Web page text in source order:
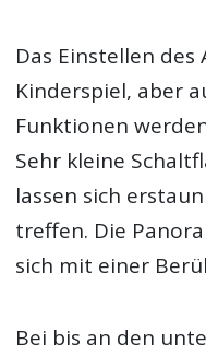
Das Einstellen
Kinderspiel, aber
Funktionen
Sehr kleine
lassen sich
treffen. Die
sich mit einer
Bei bis an den